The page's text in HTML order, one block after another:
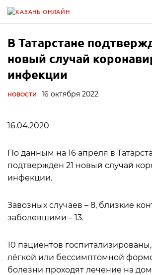
В Татарстане
новый случай
инфекции
НОВОСТИ 16 октября 2022
16.04.2020
По данным на 16 апреля в
подтвержден 21 новый случай
инфекции.
Завозных случаев – 8, близкие
заболевшими – 13.⠀
10 пациентов госпитализированы,
лёгкой или бессимптомной
болезни проходят лечение на